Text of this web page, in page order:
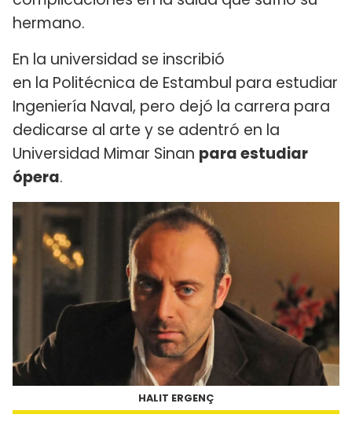
hermano.
En la universidad se inscribió
en la Politécnica de Estambul para estudiar
Ingeniería Naval, pero dejó la carrera para
dedicarse al arte y se adentró en la
Universidad Mimar Sinan para estudiar
ópera.
HALIT ERGENÇ